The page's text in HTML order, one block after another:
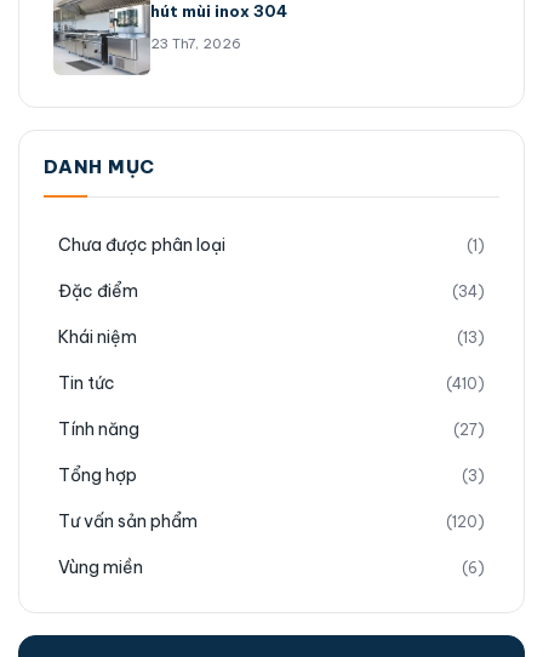
hút mùi inox 304
23 Th7, 2026
DANH MỤC
Chưa được phân loại (1)
Đặc điểm (34)
Khái niệm (13)
Tin tức (410)
Tính năng (27)
Tổng hợp (3)
Tư vấn sản phẩm (120)
Vùng miền (6)